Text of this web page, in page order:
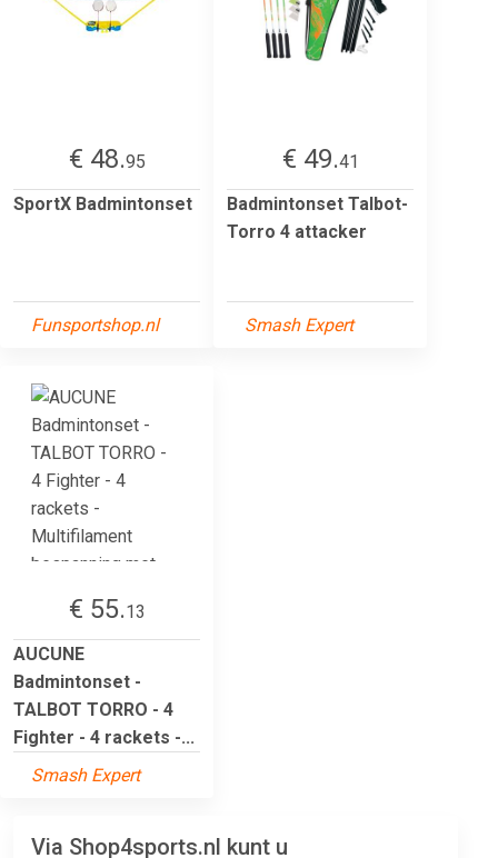
€ 48.95
SportX Badmintonset
Funsportshop.nl
€ 49.41
Badmintonset Talbot-
Torro 4 attacker
Smash Expert
€ 55.13
AUCUNE
Badmintonset -
TALBOT TORRO - 4
Fighter - 4 rackets -...
Smash Expert
Via Shop4sports.nl kunt u